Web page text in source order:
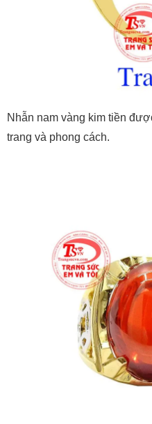
Nhẫn nam vàng kim tiền
trang và phong cách.